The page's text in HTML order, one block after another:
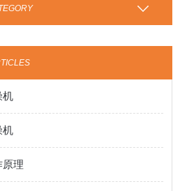
机
机
原理